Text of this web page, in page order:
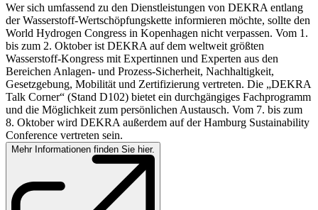
Wer sich umfassend zu den Dienstleistungen von DEKRA entlang
der Wasserstoff-Wertschöpfungskette informieren möchte, sollte den
World Hydrogen Congress in Kopenhagen nicht verpassen. Vom 1.
bis zum 2. Oktober ist DEKRA auf dem weltweit größten
Wasserstoff-Kongress mit Expertinnen und Experten aus den
Bereichen Anlagen- und Prozess-Sicherheit, Nachhaltigkeit,
Gesetzgebung, Mobilität und Zertifizierung vertreten. Die „DEKRA
Talk Corner“ (Stand D102) bietet ein durchgängiges Fachprogramm
und die Möglichkeit zum persönlichen Austausch. Vom 7. bis zum
8. Oktober wird DEKRA außerdem auf der Hamburg Sustainability
Conference vertreten sein.
Mehr Informationen finden Sie hier.